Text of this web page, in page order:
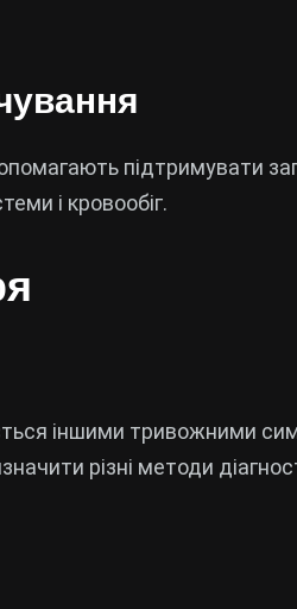
підтримувати
і кровообіг.
іншими тривожними
різні методи